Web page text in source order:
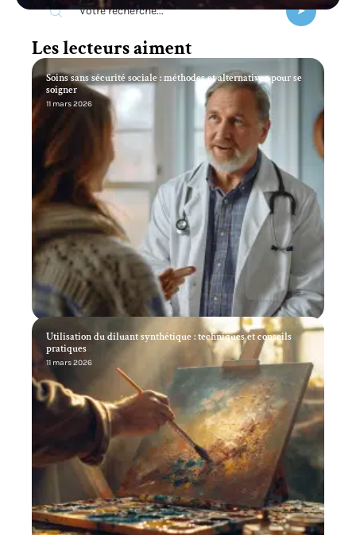
Recherche
Les lecteurs aiment
Soins sans sécurité sociale : méthodes et alternatives pour se
soigner
11 mars 2026